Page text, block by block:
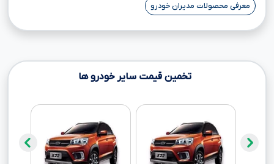
معرفی محصولات مدیران خودرو
تخمین قیمت سایر خودرو ها